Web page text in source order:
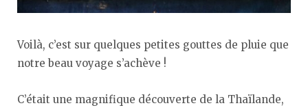
Voilà, c’est sur quelques petites gouttes de pluie que
notre beau voyage s’achève !
C’était une magnifique découverte de la Thaïlande,